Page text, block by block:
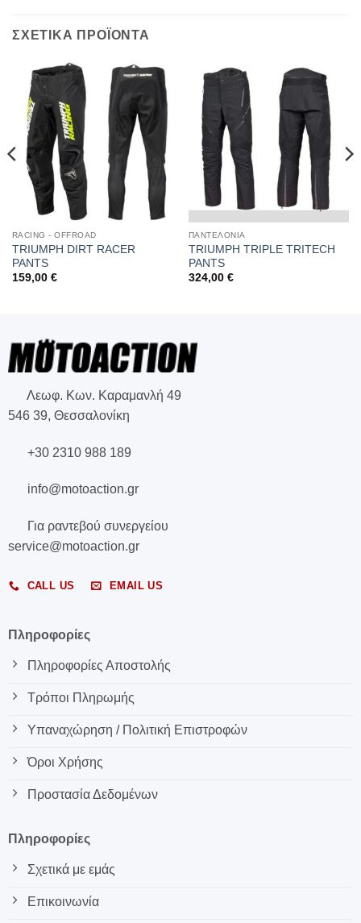
ΣΧΕΤΙΚΑ ΠΡΟΪΟΝΤΑ
RACING - OFFROAD
TRIUMPH DIRT RACER
PANTS
159,00 €
ΠΑΝΤΕΛΟΝΙΑ
TRIUMPH TRIPLE TRITECH
PANTS
324,00 €
Λεωφ. Κων. Καραμανλή 49
546 39, Θεσσαλονίκη
+30 2310 988 189
info@motoaction.gr
Για ραντεβού συνεργείου
service@motoaction.gr
CALL US EMAIL US
Πληροφορίες
Πληροφορίες Αποστολής
Τρόποι Πληρωμής
Υπαναχώρηση / Πολιτική Επιστροφών
Όροι Χρήσης
Προστασία Δεδομένων
Πληροφορίες
Σχετικά με εμάς
Επικοινωνία